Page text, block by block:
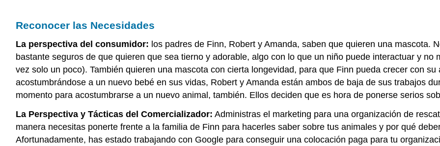
Reconocer las Necesidades
La perspectiva del consumidor: los padres de Finn, Robert y Amanda, saben que quieren una mascota.
bastante seguros de que quieren que sea tierno y adorable, algo con lo que un niño puede interactuar y no
vez solo un poco). También quieren una mascota con cierta longevidad, para que Finn pueda crecer con
acostumbrándose a un nuevo bebé en sus vidas, Robert y Amanda están ambos de baja de sus trabajos
momento para acostumbrarse a un nuevo animal, también. Ellos deciden que es hora de ponerse serios
La Perspectiva y Tácticas del Comercializador: Administras el marketing para una organización de
manera necesitas ponerte frente a la familia de Finn para hacerles saber sobre tus animales y por qué
Afortunadamente, has estado trabajando con Google para conseguir una colocación paga para tu